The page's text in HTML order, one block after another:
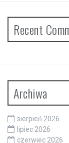
Recent
Archiwa
sierpień 2026
lipiec 2026
czerwiec 2026